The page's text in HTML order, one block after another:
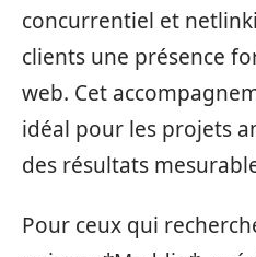
concurrentiel et
clients une présence
web. Cet
idéal pour les projets
des résultats
Pour ceux qui